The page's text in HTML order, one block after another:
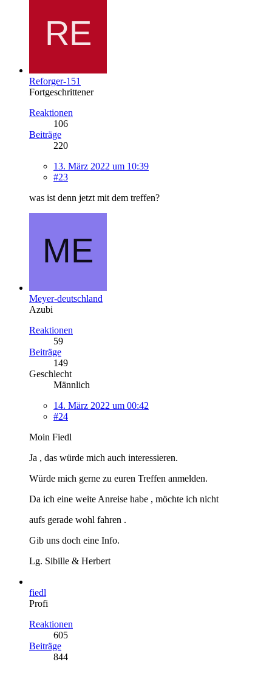
Reforger-151
Fortgeschrittener
Reaktionen
106
Beiträge
220
13. März 2022 um 10:39
#23
was ist denn jetzt mit dem treffen?
Meyer-deutschland
Azubi
Reaktionen
59
Beiträge
149
Geschlecht
Männlich
14. März 2022 um 00:42
#24
Moin Fiedl
Ja , das würde mich auch interessieren.
Würde mich gerne zu euren Treffen anmelden.
Da ich eine weite Anreise habe , möchte ich nicht
aufs gerade wohl fahren .
Gib uns doch eine Info.
Lg. Sibille & Herbert
fiedl
Profi
Reaktionen
605
Beiträge
844